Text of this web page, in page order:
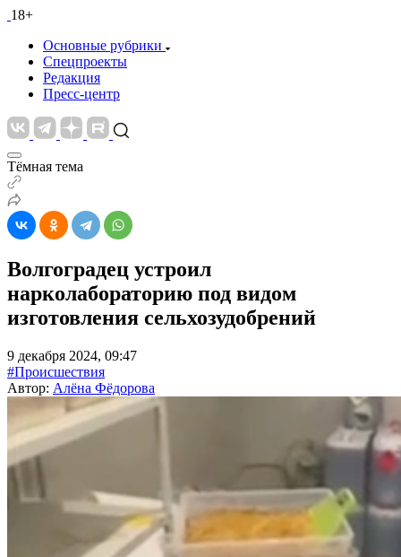
18+
Основные рубрики
Спецпроекты
Редакция
Пресс-центр
Тёмная тема
Волгоградец устроил
нарколабораторию под видом
изготовления сельхозудобрений
9 декабря 2024, 09:47
#Происшествия
Автор: Алёна Фёдорова